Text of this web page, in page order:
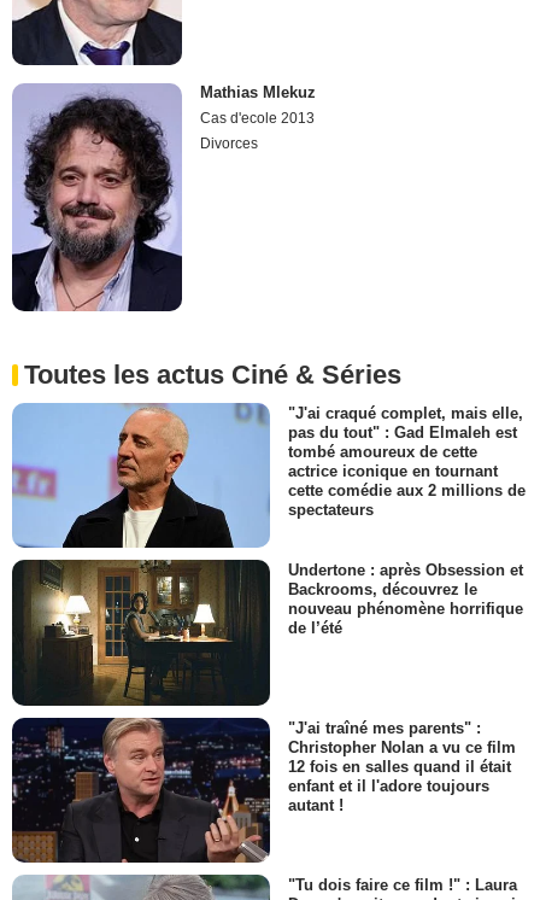
Mathias Mlekuz
Cas d'ecole 2013
Divorces
Toutes les actus Ciné & Séries
"J'ai craqué complet, mais elle,
pas du tout" : Gad Elmaleh est
tombé amoureux de cette
actrice iconique en tournant
cette comédie aux 2 millions de
spectateurs
Undertone : après Obsession et
Backrooms, découvrez le
nouveau phénomène horrifique
de l’été
"J'ai traîné mes parents" :
Christopher Nolan a vu ce film
12 fois en salles quand il était
enfant et il l'adore toujours
autant !
"Tu dois faire ce film !" : Laura